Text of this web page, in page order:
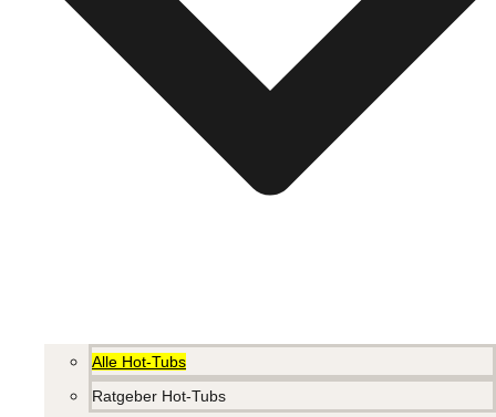
Alle Hot-Tubs
Ratgeber Hot-Tubs